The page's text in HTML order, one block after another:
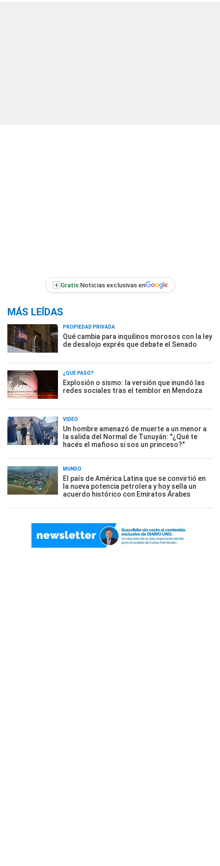
+ Gratis:Noticias exclusivas en
MÁS LEÍDAS
PROPIEDAD PRIVADA
Qué cambia para inquilinos morosos con la ley
de desalojo exprés que debate el Senado
¿QUÉ PASÓ?
Explosión o sismo: la versión que inundó las
redes sociales tras el temblor en Mendoza
VIDEO
Un hombre amenazó de muerte a un menor a
la salida del Normal de Tunuyán: "¿Qué te
hacés el mafioso si sos un princeso?"
MUNDO
El país de América Latina que se convirtió en
la nueva potencia petrolera y hoy sella un
acuerdo histórico con Emiratos Árabes